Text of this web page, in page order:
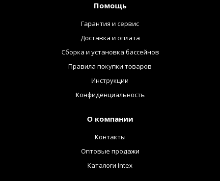
Помощь
Гарантия и сервис
Доставка и оплата
Сборка и установка бассейнов
Правила покупки товаров
Инструкции
Конфиденциальность
О компании
Контакты
Оптовые продажи
Каталоги Intex